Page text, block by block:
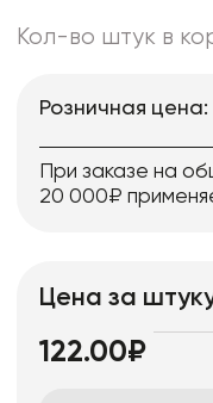
Кол-во штук в
Розничная цена:
При заказе на
20 000₽
Цена за
122.00₽